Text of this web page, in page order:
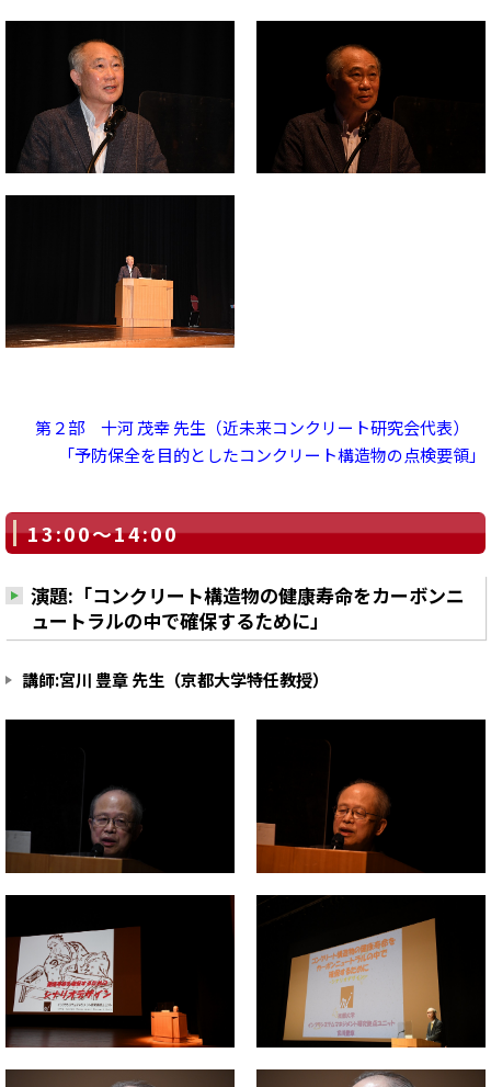
第２部 十河 茂幸 先生（近未来コンクリート研究会代表）
「予防保全を目的としたコンクリート構造物の点検要領」
13:00～14:00
演題:「コンクリート構造物の健康寿命をカーボンニ
ュートラルの中で確保するために」
講師:宮川 豊章 先生（京都大学特任教授）